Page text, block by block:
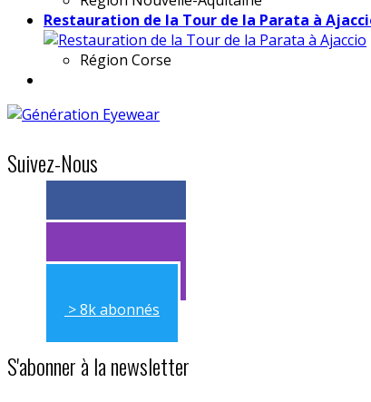
Restauration de la Tour de la Parata à
Région Corse
Suivez-Nous
> 11k abonnés
> 11k abonnés
> 8k abonnés
S'abonner à la newsletter